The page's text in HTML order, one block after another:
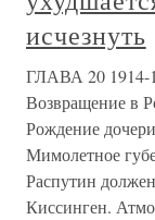
исчезнуть
ГЛАВА 20 1914-
Возвращение в
Рождение
Мимолетное
Распутин
Киссинген.